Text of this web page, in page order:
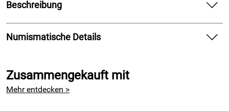
Beschreibung
Silber Panda2026 – 10 Jahre Exzellenz
Zehn Jahre Ikone.
Mit der Jubiläumsausgabe Silber Panda 2026 feiern wir 10
Jahre Silber Panda – geprägt aus 999,9 Feinsilber und
Numismatische Details
Gewicht: 1/4 Unze
Durchmesser: 27 mm
Zusammengekauft mit
Mehr entdecken >